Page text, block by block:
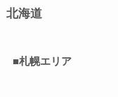
北海道
■札幌エリア